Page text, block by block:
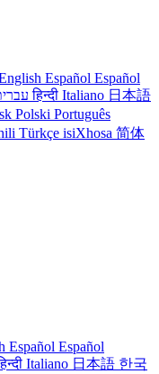
Español Español
עבריתहिन्दी Italiano 日本語
Polski Português
Türkçe isiXhosa 简体
Español Español
Italiano 日本語 한국